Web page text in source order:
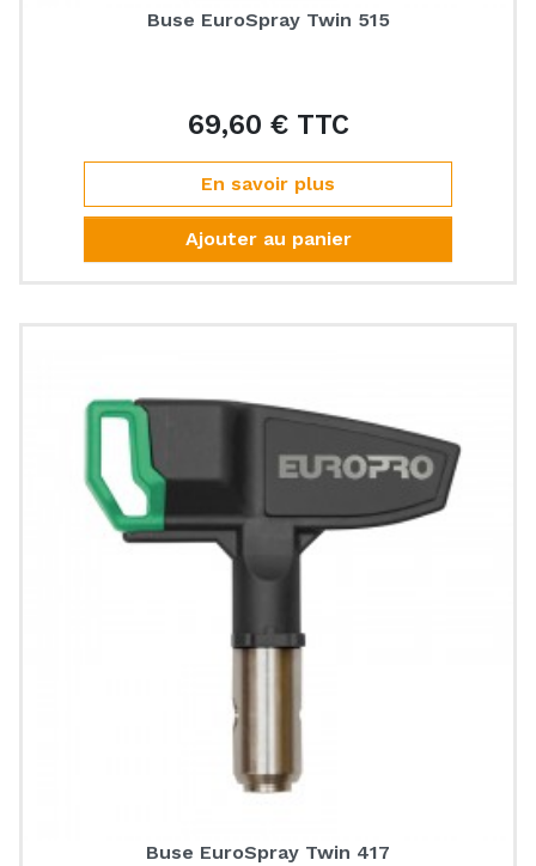
Buse EuroSpray Twin 515
69,60 € TTCPrix
En savoir plus
Ajouter au panier
Buse EuroSpray Twin 417